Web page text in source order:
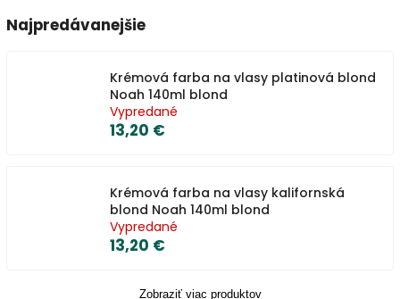
Najpredávanejšie
Krémová farba na vlasy platinová blond
Noah 140ml blond
Vypredané
13,20 €
Krémová farba na vlasy kalifornská
blond Noah 140ml blond
Vypredané
13,20 €
Zobraziť viac produktov